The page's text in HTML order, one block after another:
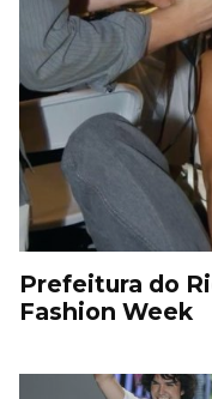
Prefeitura do
Fashion Week